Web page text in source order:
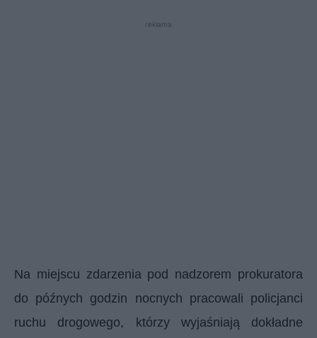
reklama
Na miejscu zdarzenia pod nadzorem prokuratora
do późnych godzin nocnych pracowali policjanci
ruchu drogowego, którzy wyjaśniają dokładne